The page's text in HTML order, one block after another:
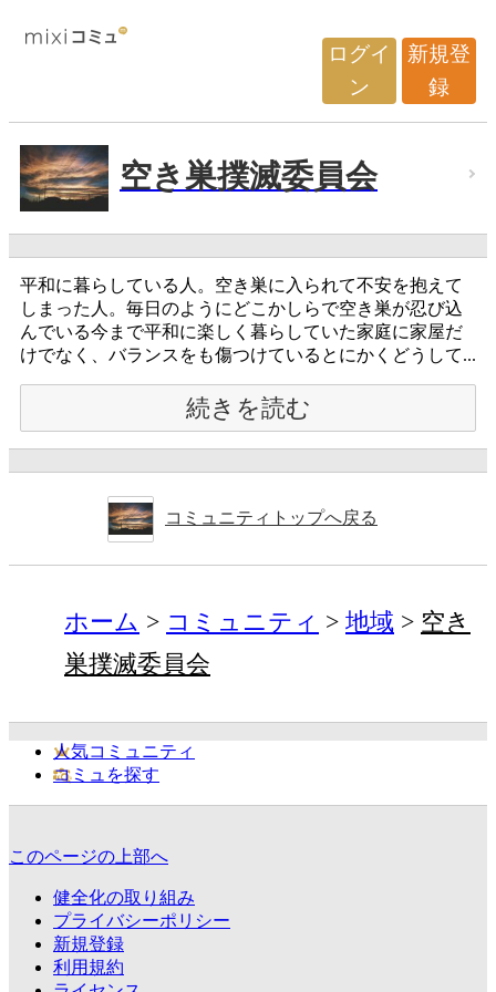
ログイ
ン
新規登
録
空き巣撲滅委員会
平和に暮らしている人。空き巣に入られて不安を抱えて
しまった人。毎日のようにどこかしらで空き巣が忍び込
んでいる今まで平和に楽しく暮らしていた家庭に家屋だ
けでなく、バランスをも傷つけているとにかくどうして...
続きを読む
コミュニティトップへ戻る
ホーム コミュニティ 地域
空き
巣撲滅委員会
人気コミュニティ
コミュを探す
このページの上部へ
健全化の取り組み
プライバシーポリシー
新規登録
利用規約